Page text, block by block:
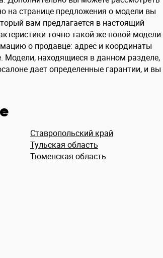
на странице предложения о модели вы
вам предлагается в настоящий
точно такой же новой модели.
о продавце: адрес и координаты
Модели, находящиеся в данном разделе,
дает определенные гарантии, и вы
Ставропольский край
Тульская область
Тюменская область